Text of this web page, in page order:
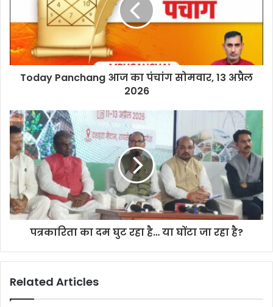
Today Panchang आज का पंचांग सोमवार, 13 अप्रैल
2026
पत्रकारिता का दम घुट रहा है… या घोंटा जा रहा है?
Related Articles